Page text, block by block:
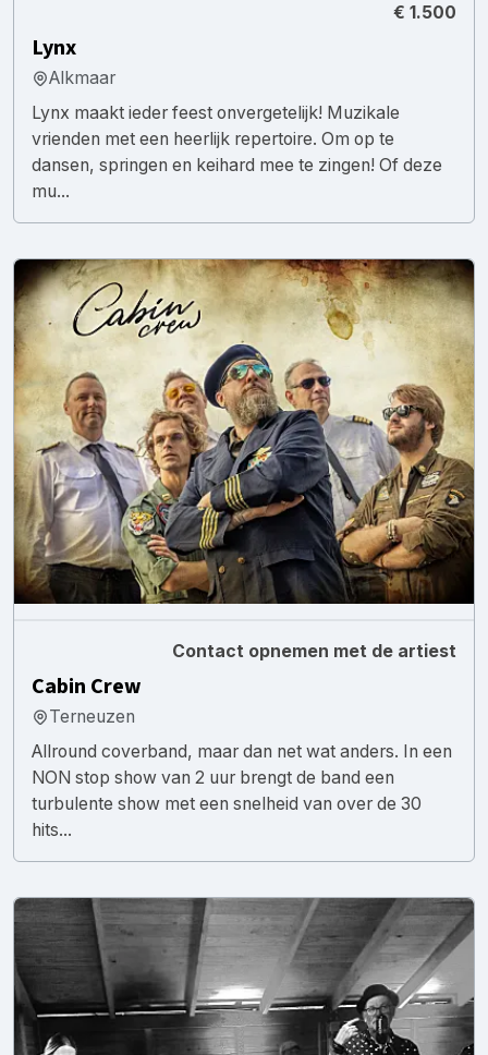
€ 1.500
Lynx
Alkmaar
Lynx maakt ieder feest onvergetelijk! Muzikale
vrienden met een heerlijk repertoire. Om op te
dansen, springen en keihard mee te zingen! Of deze
mu...
Contact opnemen met de artiest
Cabin Crew
Terneuzen
Allround coverband, maar dan net wat anders. In een
NON stop show van 2 uur brengt de band een
turbulente show met een snelheid van over de 30
hits...